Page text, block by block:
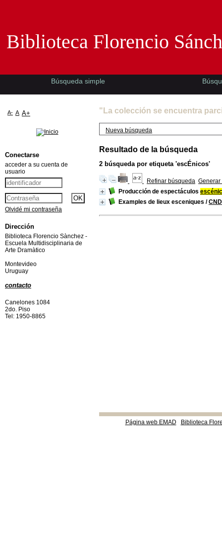
"La colección se encuentra
Nueva búsqueda
Resultado de la búsqueda
2 búsqueda por etiqueta 'escÉnicos'
Refinar búsqueda Generar
Producción de espectáculos
Examples de lieux esceniques /
Página web EMAD Biblioteca
Biblioteca Florencio
Búsqueda simple
A- A A+
Conectarse
acceder a su cuenta de
usuario
Olvidé mi contraseña
Dirección
Biblioteca Florencio Sànchez -
Escuela Multidisciplinaria de
Arte Dramàtico
Montevideo
Uruguay
contacto
Canelones 1084
2do. Piso
Tel: 1950-8865